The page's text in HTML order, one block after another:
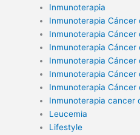
Inmunoterapia
Inmunoterapia Cáncer
Inmunoterapia Cáncer
Inmunoterapia Cáncer
Inmunoterapia Cáncer
Inmunoterapia Cáncer
Inmunoterapia Cáncer
Inmunoterapia cancer
Leucemia
Lifestyle